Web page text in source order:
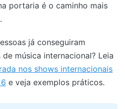
portaria é o caminho mais
já conseguiram
música internacional? Leia
nos shows internacionais
e veja exemplos práticos.